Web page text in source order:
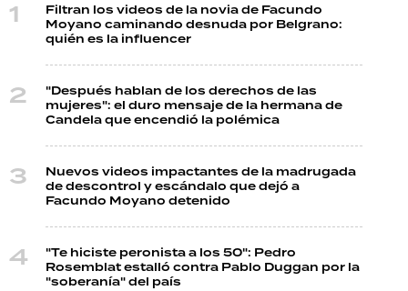
Filtran los videos de la novia de Facundo
Moyano caminando desnuda por Belgrano:
quién es la influencer
"Después hablan de los derechos de las
mujeres": el duro mensaje de la hermana de
Candela que encendió la polémica
Nuevos videos impactantes de la madrugada
de descontrol y escándalo que dejó a
Facundo Moyano detenido
"Te hiciste peronista a los 50": Pedro
Rosemblat estalló contra Pablo Duggan por la
"soberanía" del país